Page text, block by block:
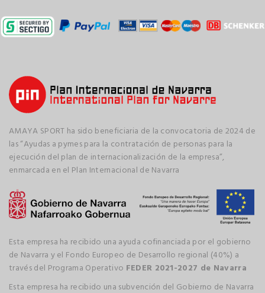
AMAYA SPORT ha sido beneficiaria de la convocatoria de 2024 de
las “Ayudas a pymes para la contratación de personas para la
ejecución del plan de internacionalización de la empresa”,
enmarcada en el Plan Internacional de Navarra
Esta empresa ha recibido una ayuda cofinanciada por el gobierno
de Navarra y el Fondo Europeo de Desarrollo regional (40%) a
través del Programa Operativo FEDER 2021-2027 de Navarra
Esta empresa ha recibido una subvención del Gobierno de Navarra